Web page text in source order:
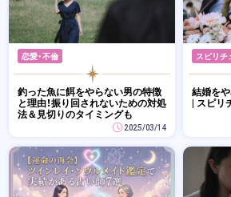
恋愛・不倫
釣った魚に餌をやらない男の特徴
と理由！振り回されないための対処
法＆見切りのタイミングも
2025/03/14
スピリチ
結婚を
| スピリ